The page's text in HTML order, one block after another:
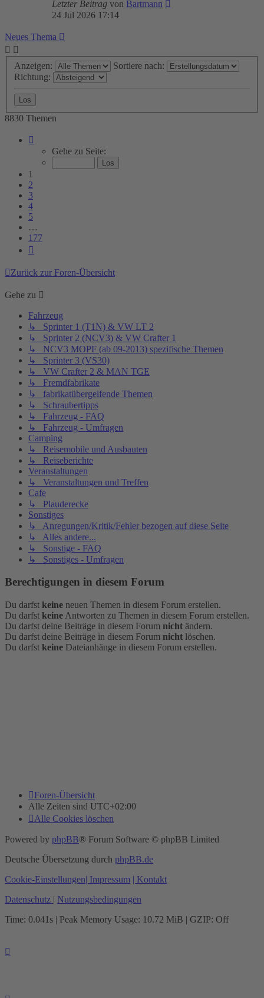
Letzter Beitrag von Bartmann
24 Jul 2026 17:14
Neues Thema
Anzeigen:
Sortiere nach:
Richtung:
8830 Themen
von
Gehe zu Seite:
1
2
3
4
5
…
177
Zurück zur Foren-Übersicht
Gehe zu
Fahrzeug
↳ Sprinter 1 (T1N) & VW LT 2
↳ Sprinter 2 (NCV3) & VW Crafter 1
↳ NCV3 MOPF (ab 09-2013) spezifische Themen
↳ Sprinter 3 (VS30)
↳ VW Crafter 2 & MAN TGE
↳ Fremdfabrikate
↳ fabrikatübergeifende Themen
↳ Schraubertipps
↳ Fahrzeug - FAQ
↳ Fahrzeug - Umfragen
Camping
↳ Reisemobile und Ausbauten
↳ Reiseberichte
Veranstaltungen
↳ Veranstaltungen und Treffen
Cafe
↳ Plauderecke
Sonstiges
↳ Anregungen/Kritik/Fehler bezogen auf diese Seite
↳ Alles andere...
↳ Sonstige - FAQ
↳ Sonstiges - Umfragen
Berechtigungen in diesem Forum
Du darfst keine neuen Themen in diesem Forum erstellen.
Du darfst keine Antworten zu Themen in diesem Forum erstellen.
Du darfst deine Beiträge in diesem Forum nicht ändern.
Du darfst deine Beiträge in diesem Forum nicht löschen.
Du darfst keine Dateianhänge in diesem Forum erstellen.
Foren-Übersicht
Alle Zeiten sind UTC+02:00
Alle Cookies löschen
Powered by phpBB® Forum Software © phpBB Limited
Deutsche Übersetzung durch phpBB.de
Cookie-Einstellungen| Impressum | Kontakt
Datenschutz | Nutzungsbedingungen
Time: 0.041s | Peak Memory Usage: 10.72 MiB | GZIP: Off